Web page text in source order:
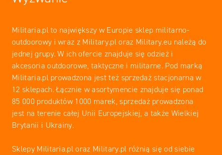
Militaria.pl to największy w Europie sklep militarno-
outdoorowy i wraz z Military.pl oraz Military.eu należą do
jednej grupy. W ich ofercie znajduje się odzież i
akcesoria outdoorowe, taktyczne i militarne. Pod marką
Militaria.pl prowadzona jest też sprzedaż stacjonarna w
12 sklepach. Łącznie w asortymencie znajduje się ponad
85 000 produktów 1000 marek, sprzedaż prowadzona
jest na terenie całej Unii Europejskiej, a także Wielkiej
Brytanii i Ukrainy.
Sklepy Militaria.pl oraz Military.pl różnią się od siebie